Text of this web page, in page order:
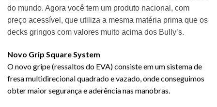
do mundo. Agora você tem um produto nacional, com
preço acessível, que utiliza a mesma matéria prima que os
decks gringos com valores muito acima dos Bully’s.
Novo Grip Square System
O novo gripe (ressaltos do EVA) consiste em um sistema de
fresa multidirecional quadrado e vazado, onde conseguimos
obter maior segurança e aderência nas manobras.